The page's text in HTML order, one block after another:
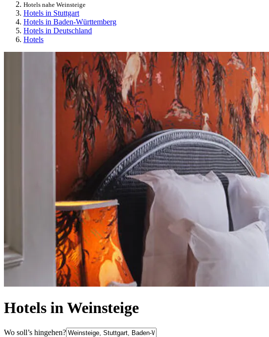
Hotels nahe Weinsteige
Hotels in Stuttgart
Hotels in Baden-Württemberg
Hotels in Deutschland
Hotels
Hotels in Weinsteige
Wo soll’s hingehen?